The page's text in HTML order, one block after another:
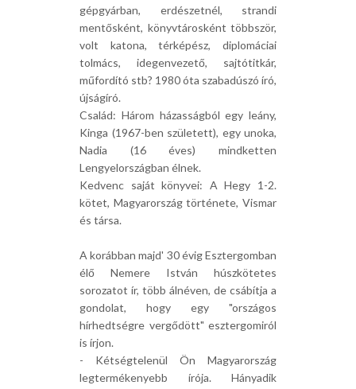
gépgyárban, erdészetnél, strandi
mentősként, könyvtárosként többször,
volt katona, térképész, diplomáciai
tolmács, idegenvezető, sajtótitkár,
műfordító stb? 1980 óta szabadúszó író,
újságíró.
Család: Három házasságból egy leány,
Kinga (1967-ben született), egy unoka,
Nadia (16 éves) mindketten
Lengyelországban élnek.
Kedvenc saját könyvei: A Hegy 1-2.
kötet, Magyarország története, Vismar
és társa.
A korábban majd' 30 évig Esztergomban
élő Nemere István húszkötetes
sorozatot ír, több álnéven, de csábítja a
gondolat, hogy egy "országos
hírhedtségre vergődött" esztergomiról
is írjon.
- Kétségtelenül Ön Magyarország
legtermékenyebb írója. Hányadik